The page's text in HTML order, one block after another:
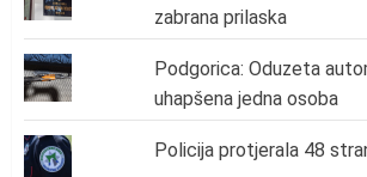
zabrana prilaska
Podgorica: Oduzeta
uhapšena jedna osoba
Policija protjerala 48